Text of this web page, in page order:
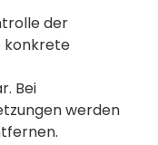
der
konkrete
Bei
werden